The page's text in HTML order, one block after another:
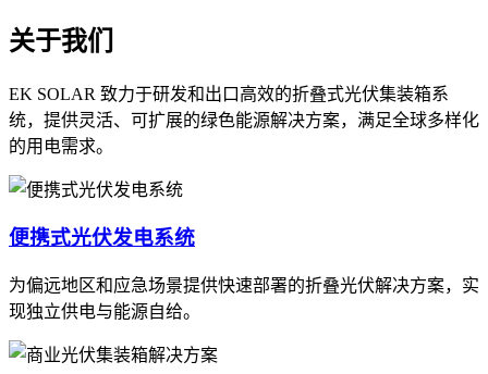
关于我们
EK SOLAR 致力于研发和出口高效的折叠式光伏集装箱系
统，提供灵活、可扩展的绿色能源解决方案，满足全球多样化
的用电需求。
便携式光伏发电系统
为偏远地区和应急场景提供快速部署的折叠光伏解决方案，实
现独立供电与能源自给。